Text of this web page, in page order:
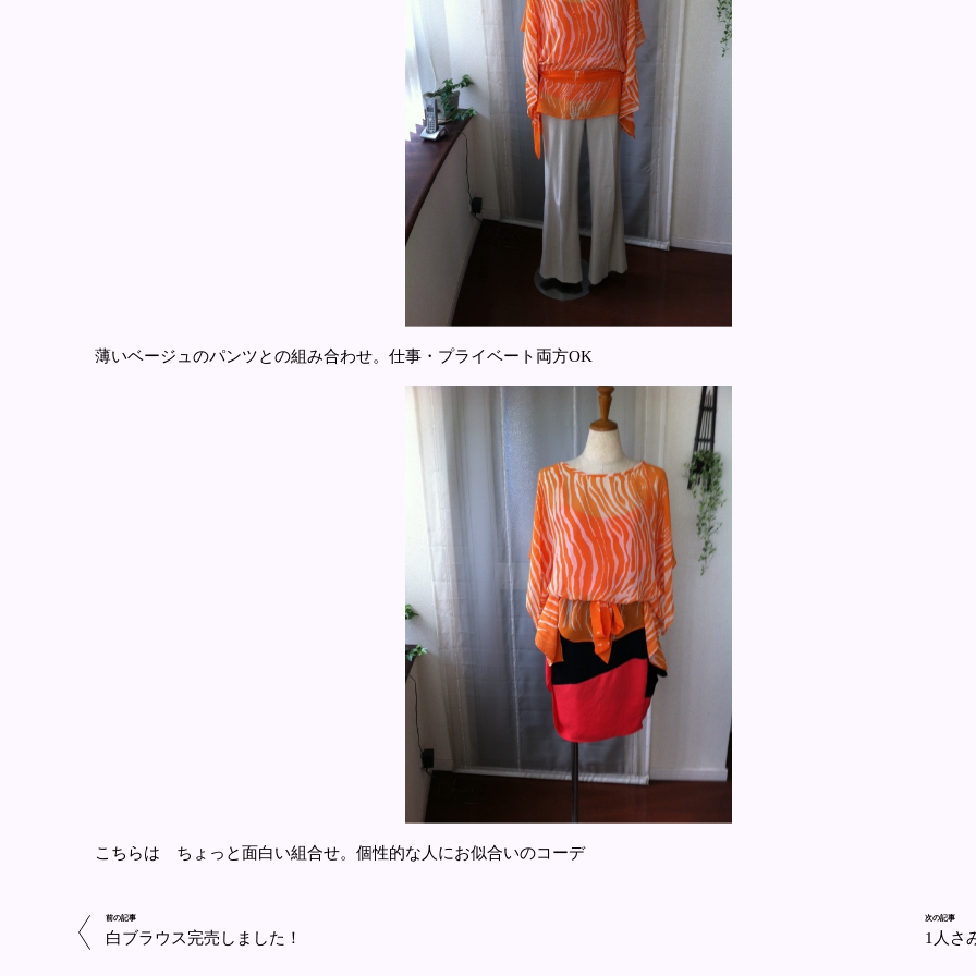
薄いベージュのパンツとの組み合わせ。仕事・プライベート両方OK
こちらは ちょっと面白い組合せ。個性的な人にお似合いのコーデ
前の記事
白ブラウス完売しました！
次の記事
1人さ